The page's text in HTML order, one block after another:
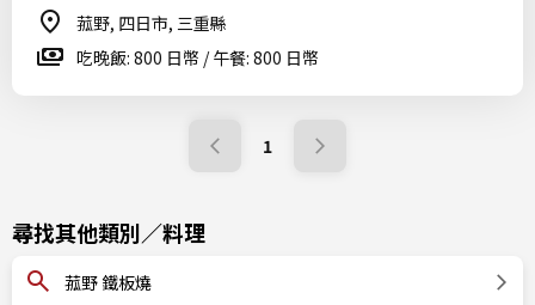
菰野, 四日市, 三重縣
吃晚飯: 800 日幣 / 午餐: 800 日幣
1
尋找其他類別／料理
菰野 鐵板燒